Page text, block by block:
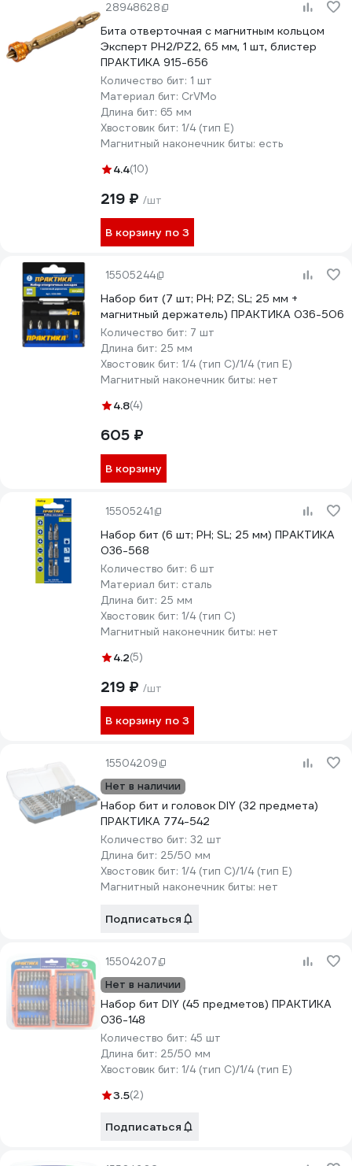
28948628
Бита отверточная с магнитным кольцом
Эксперт PH2/PZ2, 65 мм, 1 шт, блистер
ПРАКТИКА 915-656
Количество бит: 1 шт
Материал бит: CrVMo
Длина бит: 65 мм
Хвостовик бит: 1/4 (тип Е)
Магнитный наконечник биты: есть
4.4(10)
219 ₽ /шт
В корзину по 3
15505244
Набор бит (7 шт; PH; PZ; SL; 25 мм +
магнитный держатель) ПРАКТИКА 036-506
Количество бит: 7 шт
Длина бит: 25 мм
Хвостовик бит: 1/4 (тип С)/1/4 (тип Е)
Магнитный наконечник биты: нет
4.8(4)
605 ₽
В корзину
15505241
Набор бит (6 шт; PH; SL; 25 мм) ПРАКТИКА
036-568
Количество бит: 6 шт
Материал бит: сталь
Длина бит: 25 мм
Хвостовик бит: 1/4 (тип С)
Магнитный наконечник биты: нет
4.2(5)
219 ₽ /шт
В корзину по 3
15504209
Нет в наличии
Набор бит и головок DIY (32 предмета)
ПРАКТИКА 774-542
Количество бит: 32 шт
Длина бит: 25/50 мм
Хвостовик бит: 1/4 (тип С)/1/4 (тип Е)
Магнитный наконечник биты: нет
Подписаться
15504207
Нет в наличии
Набор бит DIY (45 предметов) ПРАКТИКА
036-148
Количество бит: 45 шт
Длина бит: 25/50 мм
Хвостовик бит: 1/4 (тип С)/1/4 (тип Е)
3.5(2)
Подписаться